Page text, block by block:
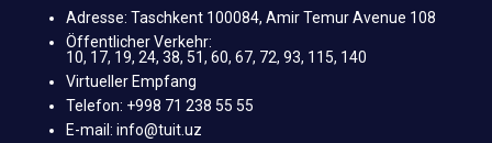
Adresse: Taschkent 100084, Amir Temur Avenue 108
Öffentlicher Verkehr:
10, 17, 19, 24, 38, 51, 60, 67, 72, 93, 115, 140
Virtueller Empfang
Telefon: +998 71 238 55 55
E-mail: info@tuit.uz